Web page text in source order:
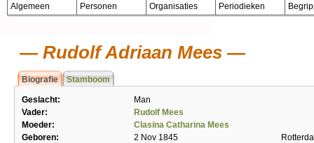
Algemeen Personen Organisaties Periodieken
Rudolf Adriaan Mees
Biografie Stamboom
Geslacht:
Man
Vader:
Rudolf Mees
Moeder:
Clasina Catharina Mees
Geboren:
2 Nov 1845